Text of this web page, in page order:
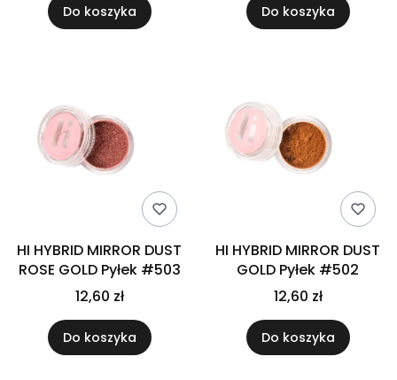
Do koszyka Do koszyka
HI HYBRID MIRROR DUST
ROSE GOLD Pyłek #503
12,60 zł
Do koszyka
HI HYBRID MIRROR DUST
GOLD Pyłek #502
12,60 zł
Do koszyka